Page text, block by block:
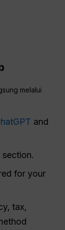
melalui
and
for your
tax,